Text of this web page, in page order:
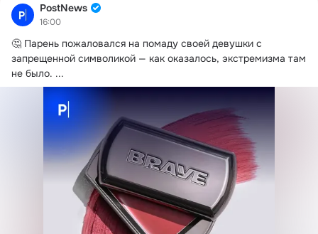
PostNews
16:00
🤔 Парень пожаловался на помаду своей девушки с
запрещенной символикой — как оказалось, экстремизма там
не было. ...